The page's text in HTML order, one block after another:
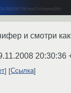
и смотри
20:30:36
Ссылка